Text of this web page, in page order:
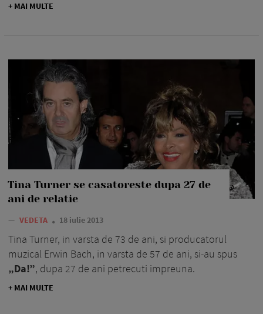
+ MAI MULTE
Tina Turner se casatoreste dupa 27 de
ani de relatie
— VEDETA 18 iulie 2013
Tina Turner, in varsta de 73 de ani, si producatorul
muzical Erwin Bach, in varsta de 57 de ani, si-au spus
„Da!”, dupa 27 de ani petrecuti impreuna.
+ MAI MULTE